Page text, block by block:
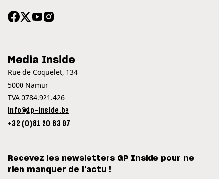
Media Inside
Rue de Coquelet, 134
5000 Namur
TVA 0784.921.426
info@gp-inside.be
+32 (0)81 20 83 97
Recevez les newsletters GP Inside pour ne
rien manquer de l'actu !